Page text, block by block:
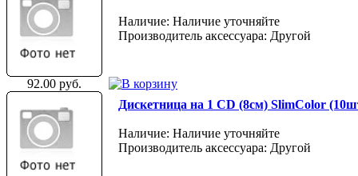
Наличие: Наличие уточняйте
Производитель аксессуара: Другой
92.00 руб.
Дискетница на 1 CD (8см) SlimColor
Наличие: Наличие уточняйте
Производитель аксессуара: Другой